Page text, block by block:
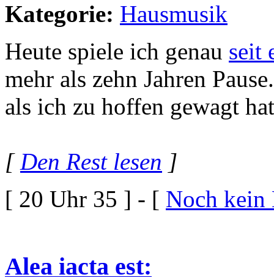
Kategorie: Hausmusik
Heute spiele ich genau seit
mehr als zehn Jahren
als ich zu hoffen gewagt
[Den Rest lesen ]
[ 20 Uhr 35 ] - [ Noch kein
Alea iacta est: